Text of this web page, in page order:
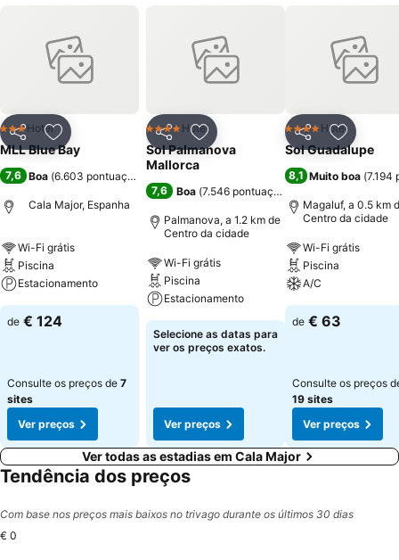
com, camas confotáveis, televisão via satélite, ar condicionado,
telefone, banheiro privativo e acesso a internet.
PartilharAdicionar aos favoritos
3 Estrelas
Hotel
MLL Blue Bay
7,6 Boa (6.603 pontuações
Cala Major, Espanha
Wi-Fi grátis
Piscina
Estacionamento
de € 124
Consulte os preços de 7
sites
Ver preços
PartilharAdicionar aos favoritos
4 EstrelasHotel
Sol Palmanova
Mallorca
7,6 Boa (7.546 pontuações
Palmanova, a 1.2 km de
Centro da cidade
Wi-Fi grátis
Piscina
Estacionamento
Selecione as datas para
ver os preços exatos.
Ver preços
Partilhar
4 EstrelasHotel
Sol Guadalupe
8,1 Muito boa (7.194
Magaluf, a 0.5 km
Centro da cidade
Wi-Fi grátis
Piscina
A/C
de € 63
Consulte os preços
19 sites
Ver preços
Ver todas as estadias em Cala Major
Tendência dos preços
Com base nos preços mais baixos no trivago durante os últimos 30 dias
€ 0